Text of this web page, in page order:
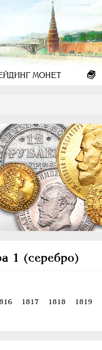
МОНЕТ
1 (серебро)
1817 1818 1819